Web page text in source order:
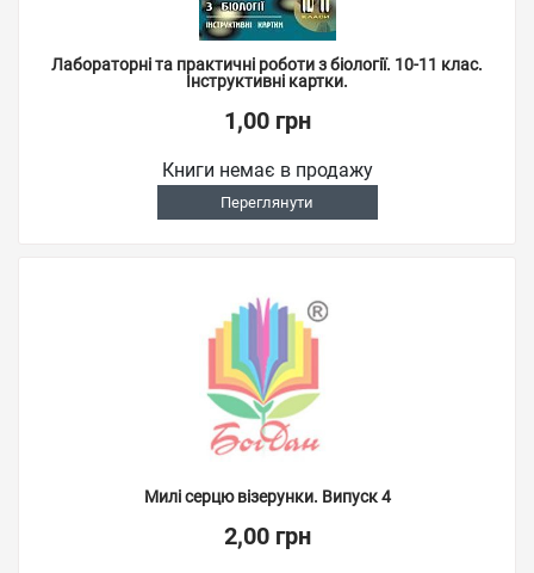
Лабораторні та практичні роботи з біології. 10-11 клас.
Інструктивні картки.
1,00 грн
Книги немає в продажу
Переглянути
Милі серцю візерунки. Випуск 4
2,00 грн